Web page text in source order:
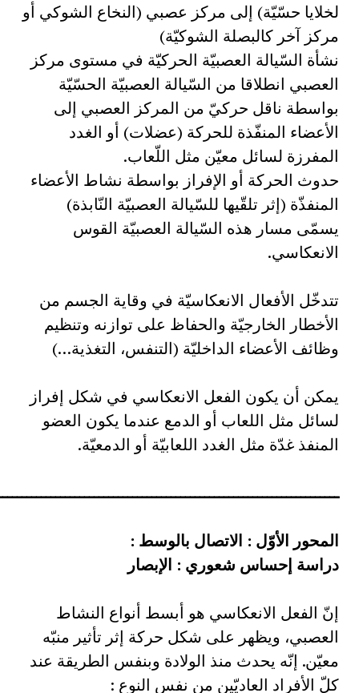
لخلايا حسّيّة) إلى مركز عصبي (النخاع الشوكي أو
مركز آخر كالبصلة الشوكيّة)
نشأة السّيالة العصبيّة الحركيّة في مستوى مركز
العصبي انطلاقا من السّيالة العصبيّة الحسّيّة
بواسطة ناقل حركيّ من المركز العصبي إلى
الأعضاء المنفّذة للحركة (عضلات) أو الغدد
المفرزة لسائل معيّن مثل اللّعاب.
حدوث الحركة أو الإفراز بواسطة نشاط الأعضاء
المنفذّة (إثر تلقّيها للسّيالة العصبيّة النّابذة)
يسمّى مسار هذه السّيالة العصبيّة القوس
الانعكاسي.
تتدخّل الأفعال الانعكاسيّة في وقاية الجسم من
الأخطار الخارجيّة والحفاظ على توازنه وتنظيم
وظائف الأعضاء الداخليّة (التنفس، التغذية…)
يمكن أن يكون الفعل الانعكاسي في شكل إفراز
لسائل مثل اللعاب أو الدمع عندما يكون العضو
المنفذ غدّة مثل الغدد اللعابيّة أو الدمعيّة.
المحور الأوّل : الاتصال بالوسط :
دراسة إحساس شعوري : الإبصار
إنّ الفعل الانعكاسي هو أبسط أنواع النشاط
العصبي، ويظهر على شكل حركة إثر تأثير منبّه
معيّن. إنّه يحدث منذ الولادة وبنفس الطريقة عند
كلّ الأفراد العاديّين من نفس النوع :